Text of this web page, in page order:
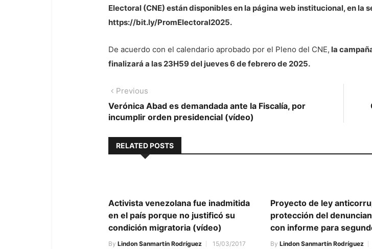
Electoral (CNE) están disponibles en la página web institucional, en la
https://bit.ly/PromElectoral2025.
De acuerdo con el calendario aprobado por el Pleno del CNE, la
finalizará a las 23H59 del jueves 6 de febrero de 2025.
Navegación
de
Previous
post:
Verónica Abad es demandada ante la Fiscalía, por
incumplir orden presidencial (vídeo)
RELATED POSTS
Activista venezolana fue inadmitida
en el país porque no justificó su
condición migratoria (vídeo)
By Lindon Sanmartín Rodríguez 15/03/2017
Proyecto de ley
protección del
con informe para
By Lindon Sanmartín Rodríguez